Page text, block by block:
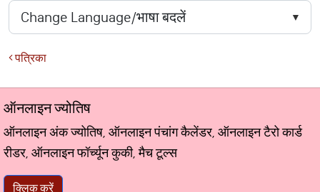
पत्रिका
ऑनलाइन ज्योतिष
ऑनलाइन अंक ज्योतिष, ऑनलाइन पंचांग कैलेंडर, ऑनलाइन टैरो कार्ड
रीडर, ऑनलाइन फॉर्च्यून कुकी, मैच टूल्स
क्लिक करें